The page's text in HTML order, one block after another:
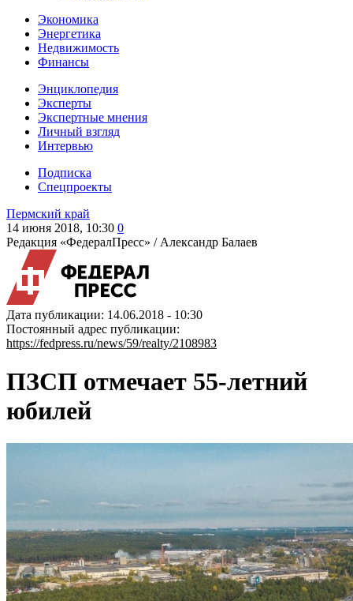
Экономика
Энергетика
Недвижимость
Финансы
Энциклопедия
Эксперты
Экспертные мнения
Личный взгляд
Интервью
Подписка
Спецпроекты
Пермский край
14 июня 2018, 10:30 0
Редакция «ФедералПресс» / Александр Балаев
Дата публикации: 14.06.2018 - 10:30
Постоянный адрес публикации:
https://fedpress.ru/news/59/realty/2108983
ПЗСП отмечает 55-летний
юбилей